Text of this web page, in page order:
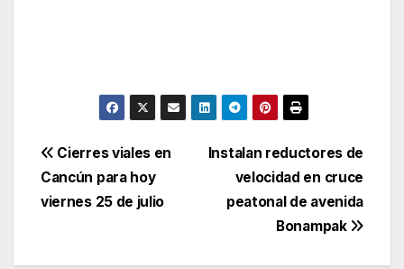
Post
navigation
Instalan reductores de
velocidad en cruce
peatonal de avenida
Bonampak
Cierres viales en
Cancún para hoy
viernes 25 de julio